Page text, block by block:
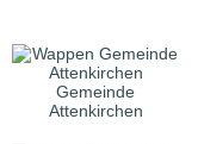
Gemeinde
Attenkirchen